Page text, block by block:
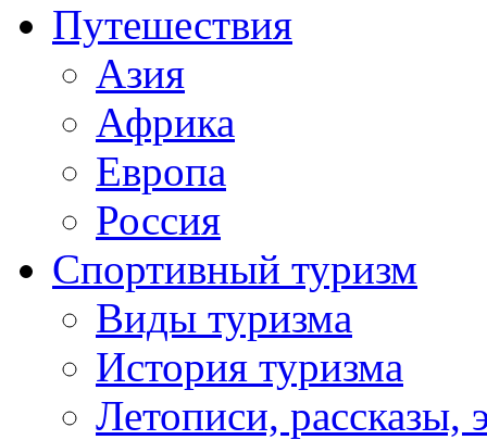
Путешествия
Азия
Африка
Европа
Россия
Спортивный туризм
Виды туризма
История туризма
Летописи, рассказы,